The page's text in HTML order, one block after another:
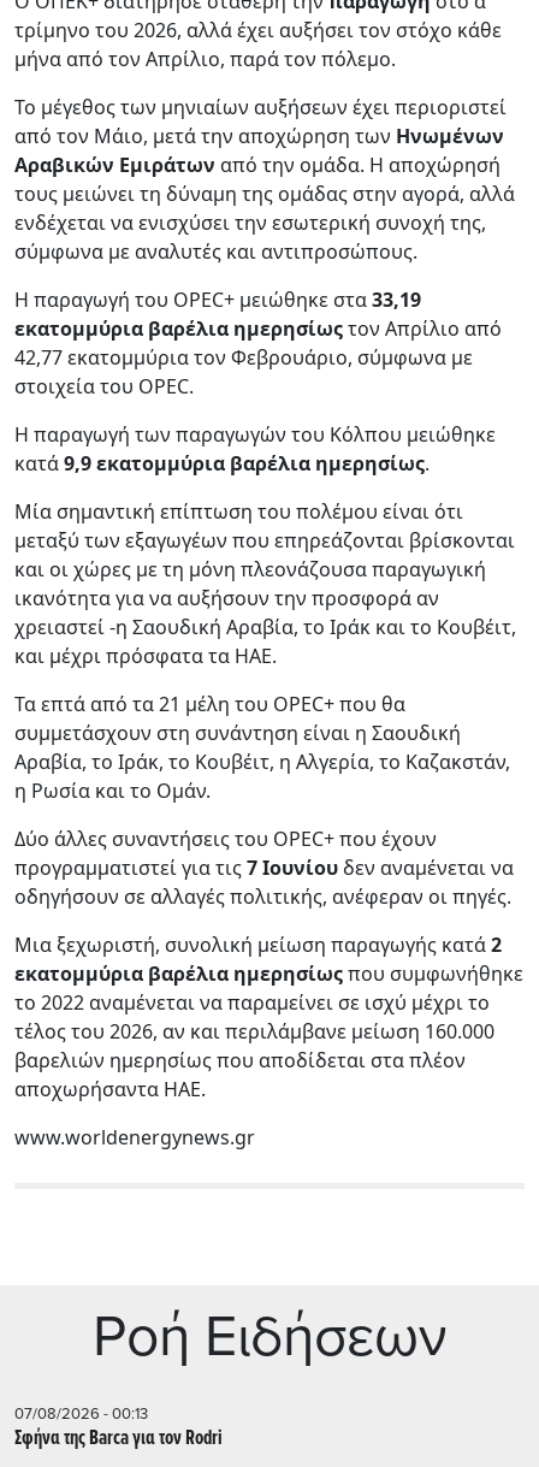
τρίμηνο του 2026, αλλά έχει αυξήσει τον στόχο κάθε
μήνα από τον Απρίλιο, παρά τον πόλεμο.
Το μέγεθος των μηνιαίων αυξήσεων έχει περιοριστεί
από τον Μάιο, μετά την αποχώρηση των Ηνωμένων
Αραβικών Εμιράτων από την ομάδα. Η αποχώρησή
τους μειώνει τη δύναμη της ομάδας στην αγορά, αλλά
ενδέχεται να ενισχύσει την εσωτερική συνοχή της,
σύμφωνα με αναλυτές και αντιπροσώπους.
Η παραγωγή του OPEC+ μειώθηκε στα33,19
εκατομμύρια βαρέλια ημερησίωςτον Απρίλιο από
42,77 εκατομμύρια τον Φεβρουάριο, σύμφωνα με
στοιχεία του OPEC.
Η παραγωγή των παραγωγών του Κόλπου μειώθηκε
κατά9,9 εκατομμύρια βαρέλια ημερησίως.
Μία σημαντική επίπτωση του πολέμου είναι ότι
μεταξύ των εξαγωγέων που επηρεάζονται βρίσκονται
και οι χώρες με τη μόνη πλεονάζουσα παραγωγική
ικανότητα για να αυξήσουν την προσφορά αν
χρειαστεί -η Σαουδική Αραβία, το Ιράκ και το Κουβέιτ,
και μέχρι πρόσφατα τα ΗΑΕ.
Τα επτά από τα 21 μέλη του OPEC+ που θα
συμμετάσχουν στη συνάντηση είναι η Σαουδική
Αραβία, το Ιράκ, το Κουβέιτ, η Αλγερία, το Καζακστάν,
η Ρωσία και το Ομάν.
Δύο άλλες συναντήσεις του OPEC+ που έχουν
προγραμματιστεί για τις7 Ιουνίουδεν αναμένεται να
οδηγήσουν σε αλλαγές πολιτικής, ανέφεραν οι πηγές.
Μια ξεχωριστή, συνολική μείωση παραγωγής κατά2
εκατομμύρια βαρέλια ημερησίωςπου συμφωνήθηκε
το 2022 αναμένεται να παραμείνει σε ισχύ μέχρι το
τέλος του 2026, αν και περιλάμβανε μείωση 160.000
βαρελιών ημερησίως που αποδίδεται στα πλέον
αποχωρήσαντα ΗΑΕ.
www.worldenergynews.gr
Ρoή Ειδήσεων
07/08/2026 - 00:13
Σφήνα της Barca για τον Rodri